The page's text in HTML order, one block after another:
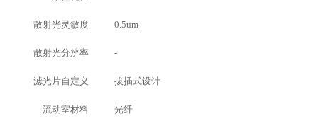
散射光灵敏度 0.5um
散射光分辨率 -
滤光片自定义 拔插式设计
流动室材料 光纤